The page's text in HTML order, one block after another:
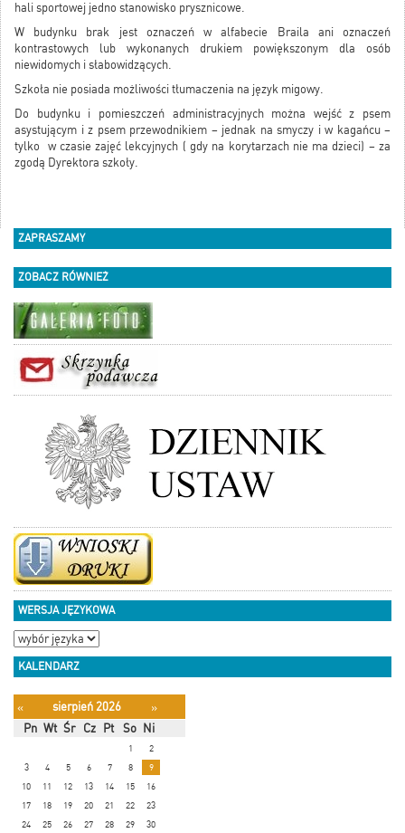
hali sportowej jedno stanowisko prysznicowe.
W budynku brak jest oznaczeń w alfabecie Braila ani oznaczeń
kontrastowych lub wykonanych drukiem powiększonym dla osób
niewidomych i słabowidzących.
Szkoła nie posiada możliwości tłumaczenia na język migowy.
Do budynku i pomieszczeń administracyjnych można wejść z psem
asystującym i z psem przewodnikiem – jednak na smyczy i w kagańcu –
tylko w czasie zajęć lekcyjnych ( gdy na korytarzach nie ma dzieci) – za
zgodą Dyrektora szkoły.
ZAPRASZAMY
ZOBACZ RÓWNIEŻ
WERSJA JĘZYKOWA
KALENDARZ
« sierpień 2026
»
Pn Wt Śr Cz Pt So Ni
1
2
3
4 5 6 7 8
9
10
11 12 13 14 15
16
17
18 19 20 21 22
23
24
25 26 27 28 29 30